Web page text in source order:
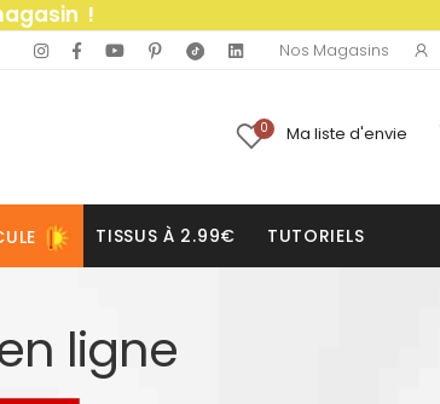
!
Nos Magasins
0 Ma liste d'envie
TISSUS À 2.99€ TUTORIELS
ligne